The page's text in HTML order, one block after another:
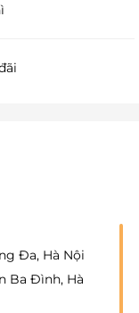
Đa, Hà Nội
Ba Đình, Hà